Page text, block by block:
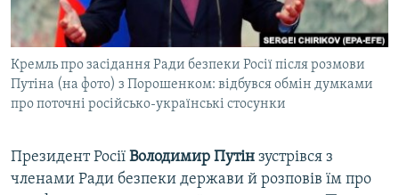
СВІДЧЕННЯ ОКУПАЦІЇ
УКРАЇНСЬКА ПРОБЛЕМА КРИМУ
ІНФОГРАФІКА
Qırımtatar
ДОЛУЧАЙСЯ!
Усі сайти RFE/RL
Кремль про засідання Ради безпеки Росії після розмови
Путіна (на фото) з Порошенком: відбувся обмін думками
про поточні російсько-українські стосунки
Президент Росії Володимир Путін зустрівся з
членами Ради безпеки держави й розповів їм про